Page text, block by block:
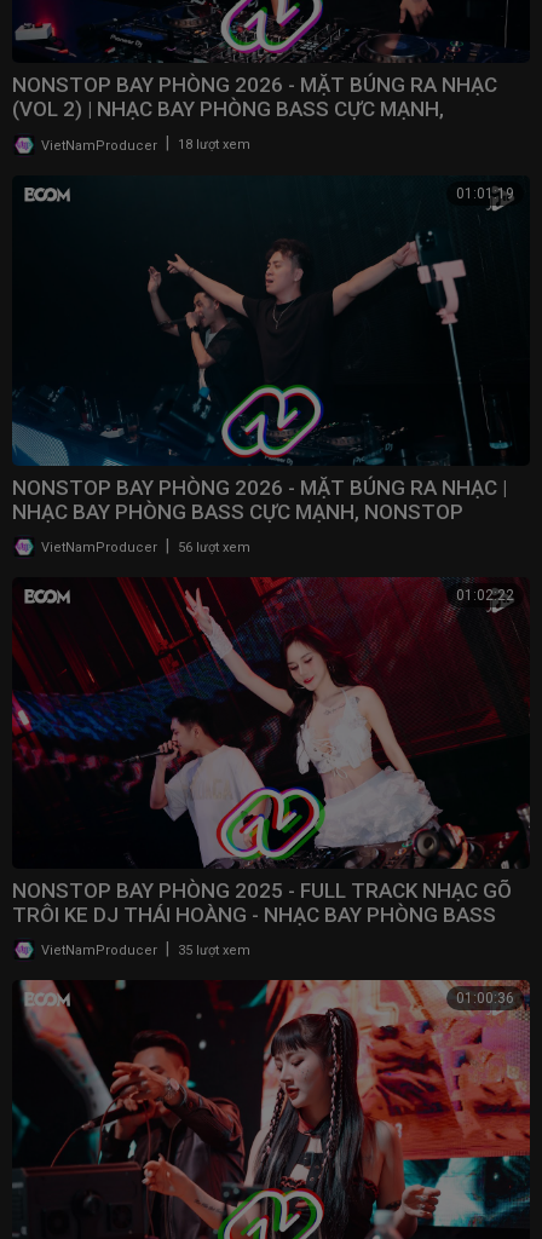
NONSTOP BAY PHÒNG 2026 - MẶT BÚNG RA NHẠC
(VOL 2) | NHẠC BAY PHÒNG BASS CỰC MẠNH,
NONSTOP 2025
VietNamProducer 18 lượt xem
01:01:19
NONSTOP BAY PHÒNG 2026 - MẶT BÚNG RA NHẠC |
NHẠC BAY PHÒNG BASS CỰC MẠNH, NONSTOP
VINAHOUSE 2025
VietNamProducer 56 lượt xem
01:02:22
NONSTOP BAY PHÒNG 2025 - FULL TRACK NHẠC GÕ
TRÔI KE DJ THÁI HOÀNG - NHẠC BAY PHÒNG BASS
CWCH MẠNH
VietNamProducer 35 lượt xem
01:00:36